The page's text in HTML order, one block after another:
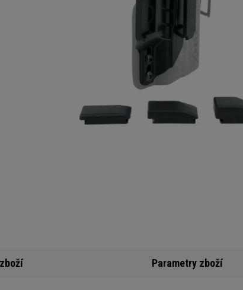
Parametry zboží